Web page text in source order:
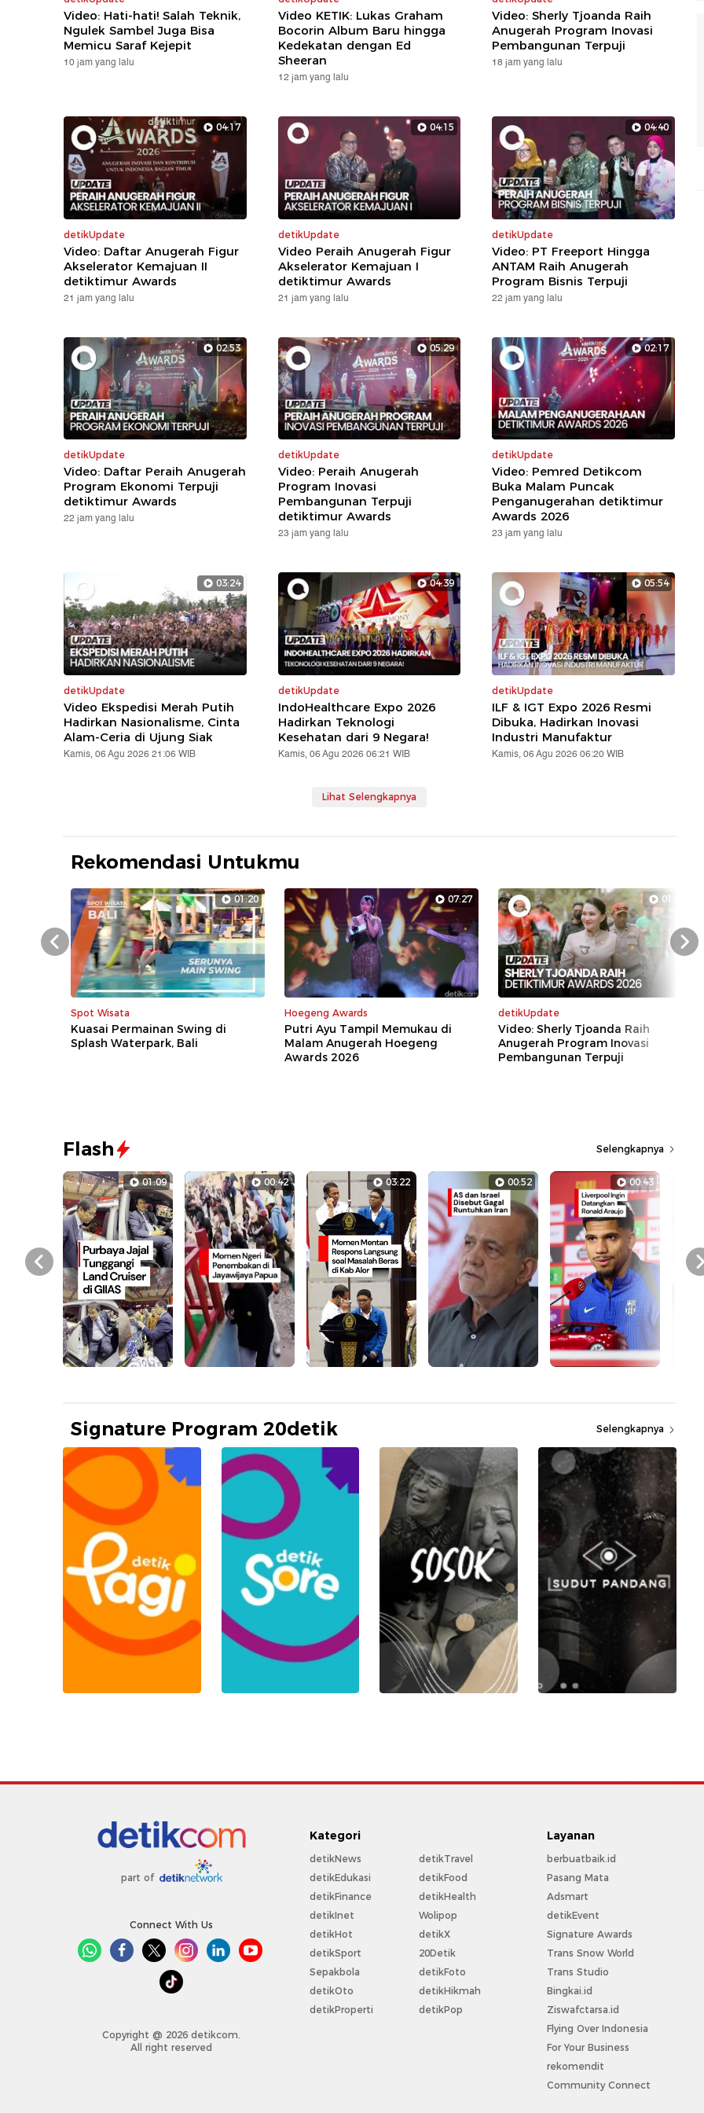
Video: Hati-hati! Salah Teknik,
Ngulek Sambel Juga Bisa
Memicu Saraf Kejepit
10 jam yang lalu
Video KETIK: Lukas Graham
Bocorin Album Baru hingga
Kedekatan dengan Ed
Sheeran
12 jam yang lalu
Video: Sherly Tjoanda Raih
Anugerah Program Inovasi
Pembangunan Terpuji
18 jam yang lalu
04:17
detikUpdate
Video: Daftar Anugerah Figur
Akselerator Kemajuan II
detiktimur Awards
21 jam yang lalu
04:15
detikUpdate
Video Peraih Anugerah Figur
Akselerator Kemajuan I
detiktimur Awards
21 jam yang lalu
04:40
detikUpdate
Video: PT Freeport Hingga
ANTAM Raih Anugerah
Program Bisnis Terpuji
22 jam yang lalu
02:53
detikUpdate
Video: Daftar Peraih Anugerah
Program Ekonomi Terpuji
detiktimur Awards
22 jam yang lalu
05:29
detikUpdate
Video: Peraih Anugerah
Program Inovasi
Pembangunan Terpuji
detiktimur Awards
23 jam yang lalu
02:17
detikUpdate
Video: Pemred Detikcom
Buka Malam Puncak
Penganugerahan detiktimur
Awards 2026
23 jam yang lalu
03:24
detikUpdate
Video Ekspedisi Merah Putih
Hadirkan Nasionalisme, Cinta
Alam-Ceria di Ujung Siak
Kamis, 06 Agu 2026 21:06 WIB
04:39
detikUpdate
IndoHealthcare Expo 2026
Hadirkan Teknologi
Kesehatan dari 9 Negara!
Kamis, 06 Agu 2026 06:21 WIB
05:54
detikUpdate
ILF & IGT Expo 2026 Resmi
Dibuka, Hadirkan Inovasi
Industri Manufaktur
Kamis, 06 Agu 2026 06:20 WIB
Lihat Selengkapnya
Rekomendasi Untukmu
01:20
Spot Wisata
Kuasai Permainan Swing di
Splash Waterpark, Bali
07:27
Hoegeng Awards
Putri Ayu Tampil Memukau di
Malam Anugerah Hoegeng
Awards 2026
01:07
detikUpdate
Video: Sherly Tjoanda Raih
Anugerah Program Inovasi
Pembangunan Terpuji
Prev Next
Flash Selengkapnya
01:09 00:42 03:22 00:52 00:43
Prev
Signature Program 20detik Selengkapnya
part of
Connect With Us
Copyright @ 2026 detikcom.
All right reserved
Kategori
detikNews
detikEdukasi
detikFinance
detikInet
detikHot
detikSport
Sepakbola
detikOto
detikProperti
detikTravel
detikFood
detikHealth
Wolipop
detikX
20Detik
detikFoto
detikHikmah
detikPop
Layanan
berbuatbaik.id
Pasang Mata
Adsmart
detikEvent
Signature Awards
Trans Snow World
Trans Studio
Bingkai.id
Ziswafctarsa.id
Flying Over Indonesia
For Your Business
rekomendit
Community Connect